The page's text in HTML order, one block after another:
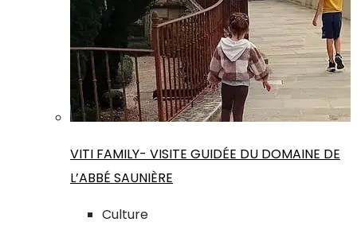
VITI FAMILY- VISITE GUIDÉE DU DOMAINE DE
L’ABBÉ SAUNIÈRE
Culture